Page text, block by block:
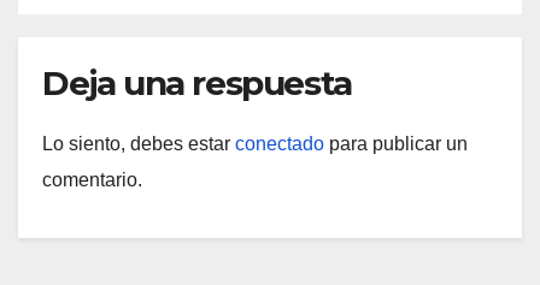
Deja una respuesta
Lo siento, debes estar conectado para publicar un
comentario.